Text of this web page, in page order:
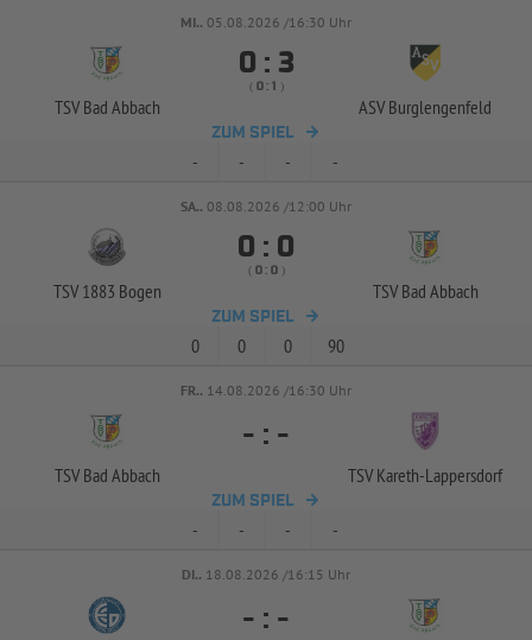
MI.. 05.08.2026 /16:30 Uhr
TSV Bad Abbach
 : 
( :  )
ASV Burglengenfeld
ZUM SPIEL
- - - -
SA.. 08.08.2026 /12:00 Uhr
TSV 1883 Bogen
 : 
( :  )
TSV Bad Abbach
ZUM SPIEL
0 0 0 90
FR.. 14.08.2026 /16:30 Uhr
TSV Bad Abbach
- : -
TSV Kareth-Lappersdorf
ZUM SPIEL
- - - -
DI.. 18.08.2026 /16:15 Uhr
- : -